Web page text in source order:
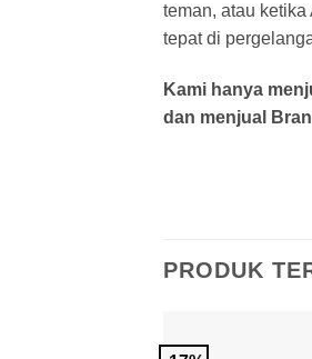
teman, atau
tepat di
Kami hanya
dan menjual
PRODUK